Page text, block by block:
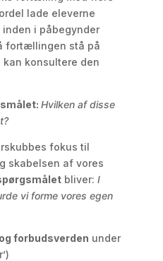
lade eleverne
i påbegynder
fortællingen stå på
konsultere den
Hvilken af disse
fokus til
skabelsen af vores
bliver: I
vi forme vores egen
forbudsverden under